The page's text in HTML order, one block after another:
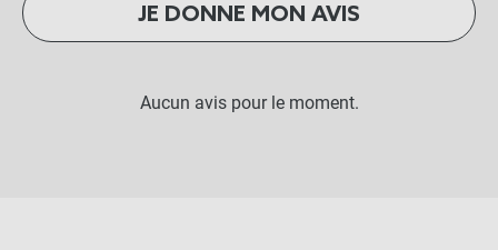
JE DONNE MON AVIS
Aucun avis pour le moment.